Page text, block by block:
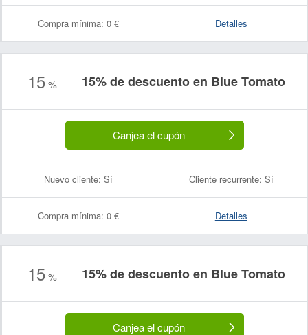
Compra mínima: 0 € Detalles
15 % 15% de descuento en Blue Tomato
Canjea el cupón
Nuevo cliente: Sí Cliente recurrente: Sí
Compra mínima: 0 € Detalles
15 % 15% de descuento en Blue Tomato
Canjea el cupón